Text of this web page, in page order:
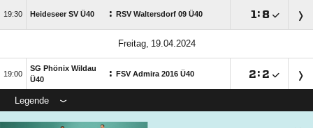
 Heideseer SV Ü40 : RSV Waltersdorf 09 Ü40  : 
 

SG Phönix Wildau
Ü40
: FSV Admira 2016 Ü40 : 
Legende